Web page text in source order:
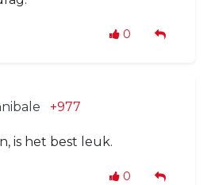
0
+977
is het best leuk.
0